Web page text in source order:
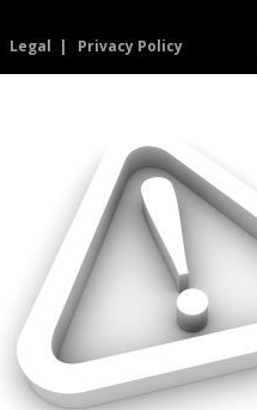
Legal Privacy Policy